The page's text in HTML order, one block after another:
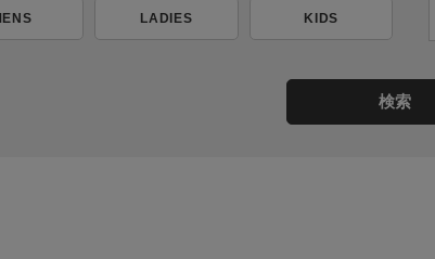
LADIES KIDS
検索